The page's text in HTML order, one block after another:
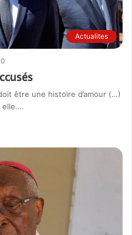
Actualites
0
être une histoire d’amour (…)
elle.…